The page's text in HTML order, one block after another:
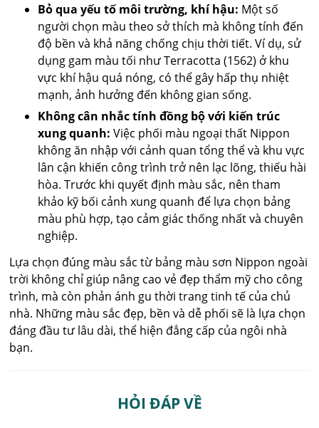
Bỏ qua yếu tố môi trường, khí hậu: Một số
người chọn màu theo sở thích mà không tính đến
độ bền và khả năng chống chịu thời tiết. Ví dụ, sử
dụng gam màu tối như Terracotta (1562) ở khu
vực khí hậu quá nóng, có thể gây hấp thụ nhiệt
mạnh, ảnh hưởng đến không gian sống.
Không cân nhắc tính đồng bộ với kiến trúc
xung quanh: Việc phối màu ngoại thất Nippon
không ăn nhập với cảnh quan tổng thể và khu vực
lân cận khiến công trình trở nên lạc lõng, thiếu hài
hòa. Trước khi quyết định màu sắc, nên tham
khảo kỹ bối cảnh xung quanh để lựa chọn bảng
màu phù hợp, tạo cảm giác thống nhất và chuyên
nghiệp.
Lựa chọn đúng màu sắc từ bảng màu sơn Nippon ngoài
trời không chỉ giúp nâng cao vẻ đẹp thẩm mỹ cho công
trình, mà còn phản ánh gu thời trang tinh tế của chủ
nhà. Những màu sắc đẹp, bền và dễ phối sẽ là lựa chọn
đáng đầu tư lâu dài, thể hiện đẳng cấp của ngôi nhà
bạn.
HỎI ĐÁP VỀ